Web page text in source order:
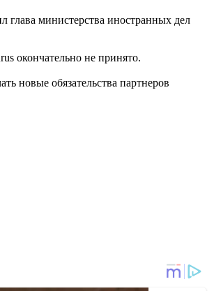
глава министерства иностранных дел
окончательно не принято.
новые обязательства партнеров